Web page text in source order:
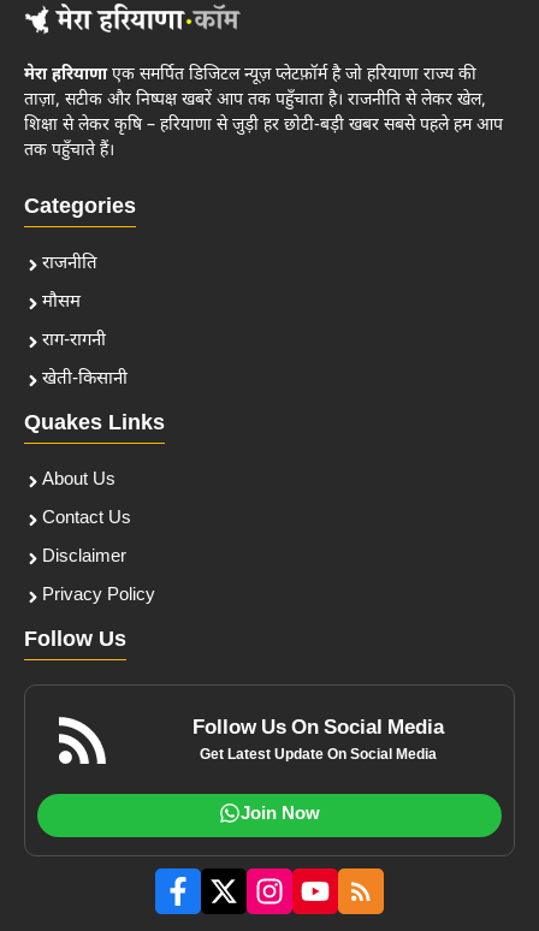
मेरा हरियाणाएक समर्पित डिजिटल न्यूज़ प्लेटफ़ॉर्म है जो हरियाणा राज्य की
ताज़ा, सटीक और निष्पक्ष खबरें आप तक पहुँचाता है। राजनीति से लेकर खेल,
शिक्षा से लेकर कृषि – हरियाणा से जुड़ी हर छोटी-बड़ी खबर सबसे पहले हम आप
तक पहुँचाते हैं।
Categories
राजनीति
मौसम
राग-रागनी
खेती-किसानी
Quakes Links
About Us
Contact Us
Disclaimer
Privacy Policy
Follow Us
Follow Us On Social Media
Get Latest Update On Social Media
Join Now